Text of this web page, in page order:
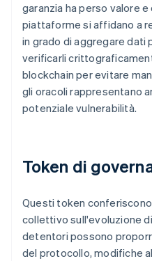
garanzia ha perso valore
piattaforme si affidano a
in grado di aggregare dati
verificarli
blockchain per evitare
gli oracoli rappresentano
potenziale vulnerabilità.
Token di
Questi token
collettivo sull'evoluzione
detentori possono
del protocollo, modifiche